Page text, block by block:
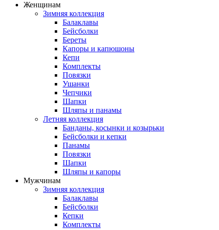
Женщинам
Зимняя коллекция
Балаклавы
Бейсболки
Береты
Капоры и капюшоны
Кепи
Комплекты
Повязки
Ушанки
Чепчики
Шапки
Шляпы и панамы
Летняя коллекция
Банданы, косынки и козырьки
Бейсболки и кепки
Панамы
Повязки
Шапки
Шляпы и капоры
Мужчинам
Зимняя коллекция
Балаклавы
Бейсболки
Кепки
Комплекты